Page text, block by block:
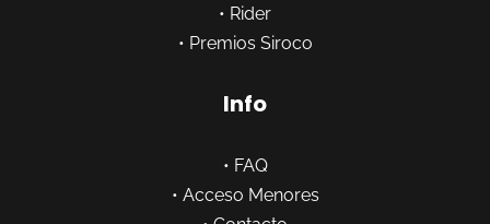
• Rider
• Premios Siroco
Info
• FAQ
• Acceso Menores